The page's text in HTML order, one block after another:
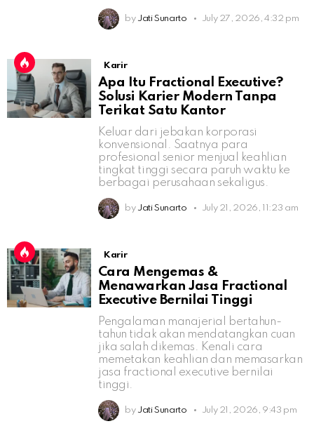
by Jati Sunarto July 27, 2026, 4:32 pm
Karir
Apa Itu Fractional Executive?
Solusi Karier Modern Tanpa
Terikat Satu Kantor
Keluar dari jebakan korporasi
konvensional. Saatnya para
profesional senior menjual keahlian
tingkat tinggi secara paruh waktu ke
berbagai perusahaan sekaligus.
by Jati Sunarto July 21, 2026, 11:23 am
Karir
Cara Mengemas &
Menawarkan Jasa Fractional
Executive Bernilai Tinggi
Pengalaman manajerial bertahun-
tahun tidak akan mendatangkan cuan
jika salah dikemas. Kenali cara
memetakan keahlian dan memasarkan
jasa fractional executive bernilai
tinggi.
by Jati Sunarto July 21, 2026, 9:43 pm